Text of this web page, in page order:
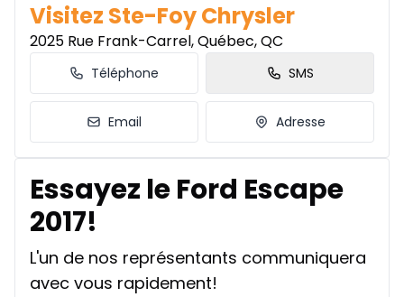
Visitez Ste-Foy Chrysler
2025 Rue Frank-Carrel, Québec, QC
Téléphone SMS
Email Adresse
Essayez le Ford Escape
2017!
L'un de nos représentants communiquera
avec vous rapidement!